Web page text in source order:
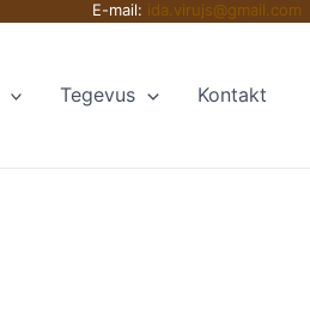
E-mail: ida.virujs@gmail.com
Tegevus Kontakt